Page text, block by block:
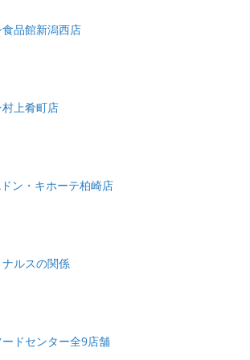
品館新潟西店
上肴町店
ン・キホーテ柏崎店
ルスの関係
ドセンター全9店舗